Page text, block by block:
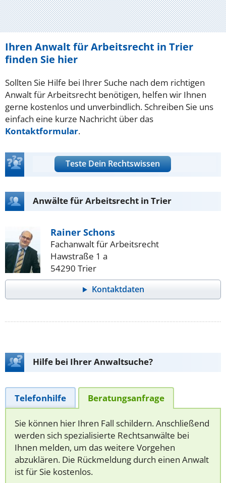
Ihren Anwalt für Arbeitsrecht in Trier
finden Sie hier
Sollten Sie Hilfe bei Ihrer Suche nach dem richtigen
Anwalt für Arbeitsrecht benötigen, helfen wir Ihnen
gerne kostenlos und unverbindlich. Schreiben Sie uns
einfach eine kurze Nachricht über das
Kontaktformular.
Teste Dein Rechtswissen
Anwälte für Arbeitsrecht in Trier
Rainer Schons
Fachanwalt für Arbeitsrecht
Hawstraße 1 a
54290 Trier
Kontaktdaten
Hilfe bei Ihrer Anwaltsuche?
Telefonhilfe Beratungsanfrage
Sie können hier Ihren Fall schildern. Anschließend
werden sich spezialisierte Rechtsanwälte bei
Ihnen melden, um das weitere Vorgehen
abzuklären. Die Rückmeldung durch einen Anwalt
ist für Sie kostenlos.